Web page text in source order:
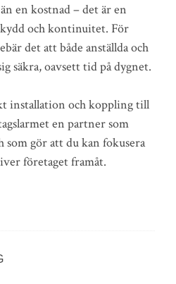
en kostnad – det är en
och kontinuitet. För
det att både anställda och
säkra, oavsett tid på dygnet.
installation och koppling till
en partner som
som gör att du kan fokusera
företaget framåt.